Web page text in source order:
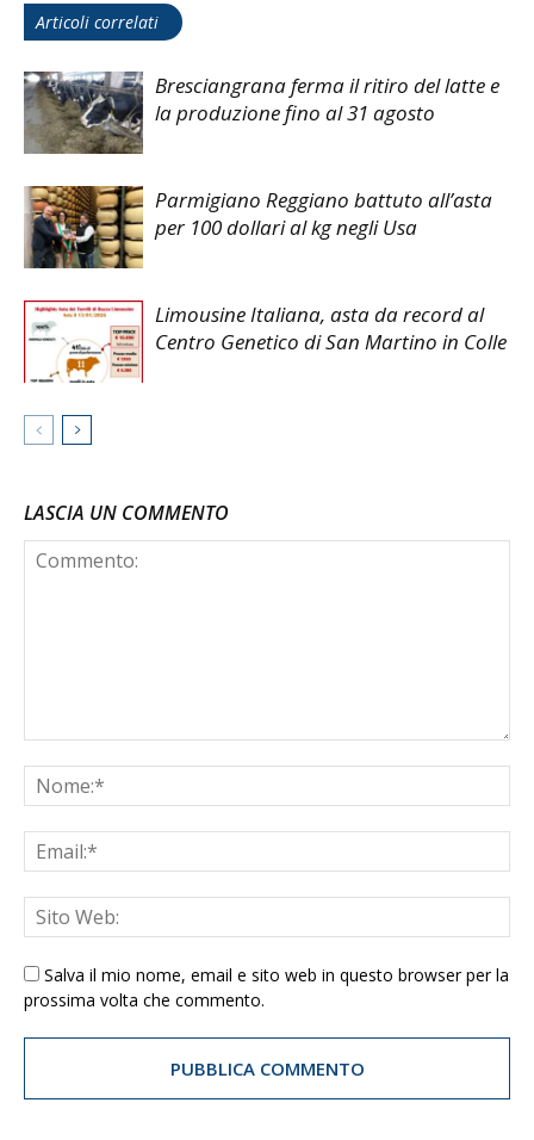
Articoli correlati
Bresciangrana ferma il ritiro del latte e
la produzione fino al 31 agosto
Parmigiano Reggiano battuto all’asta
per 100 dollari al kg negli Usa
Limousine Italiana, asta da record al
Centro Genetico di San Martino in Colle
LASCIA UN COMMENTO
Salva il mio nome, email e sito web in questo browser per la
prossima volta che commento.